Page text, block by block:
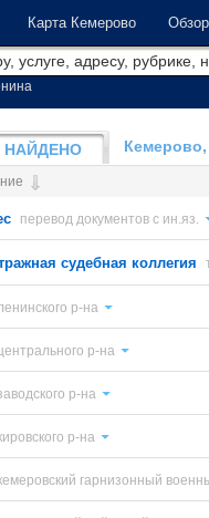
Карта Кемерово
НАЙДЕНО
перевод документов с ин.яз.
судебная коллегия
р-на
р-на
р-на
р-на
гарнизонный